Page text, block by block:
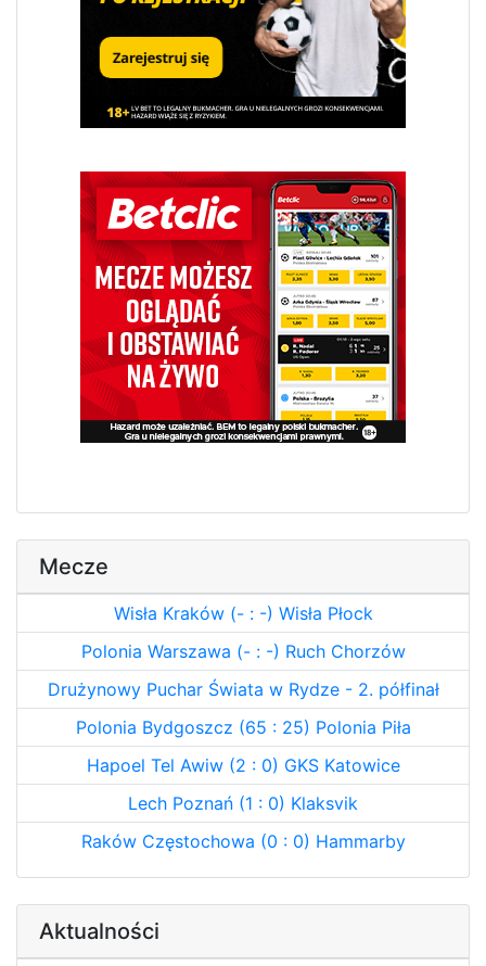
Mecze
Wisła Kraków (- : -) Wisła Płock
Polonia Warszawa (- : -) Ruch Chorzów
Drużynowy Puchar Świata w Rydze - 2. półfinał
Polonia Bydgoszcz (65 : 25) Polonia Piła
Hapoel Tel Awiw (2 : 0) GKS Katowice
Lech Poznań (1 : 0) Klaksvik
Raków Częstochowa (0 : 0) Hammarby
Aktualności